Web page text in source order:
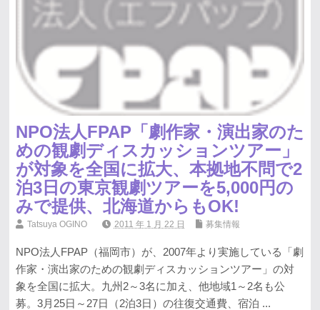
NPO法人FPAP「劇作家・演出家のた
めの観劇ディスカッションツアー」
が対象を全国に拡大、本拠地不問で2
泊3日の東京観劇ツアーを5,000円の
みで提供、北海道からもOK!
Tatsuya OGINO 2011 年 1 月 22 日 募集情報
NPO法人FPAP（福岡市）が、2007年より実施している「劇
作家・演出家のための観劇ディスカッションツアー」の対
象を全国に拡大。九州2～3名に加え、他地域1～2名も公
募。3月25日～27日（2泊3日）の往復交通費、宿泊 ...